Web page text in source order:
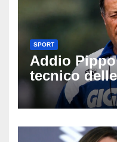
SPORT
Addio
tecnico
scritto
del nostro